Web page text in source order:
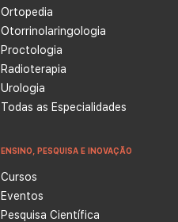
Ortopedia
Otorrinolaringologia
Proctologia
Radioterapia
Urologia
Todas as Especialidades
ENSINO, PESQUISA E INOVAÇÃO
Cursos
Eventos
Pesquisa Científica